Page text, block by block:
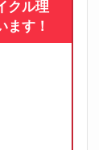
クル理
ます！